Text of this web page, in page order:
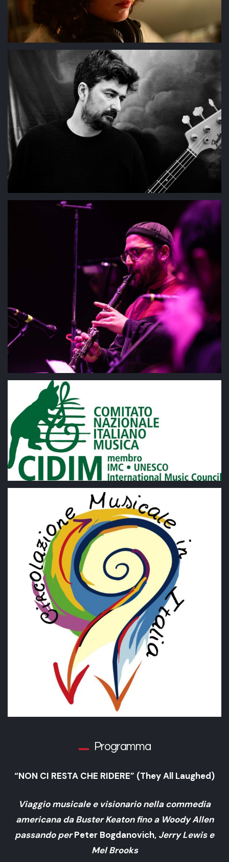
Programma
“NON CI RESTA CHE RIDERE” (They All Laughed)
Viaggio musicale e visionario nella commedia
americana da Buster Keaton fino a Woody Allen
passando perPeter Bogdanovich, Jerry Lewis e
Mel Brooks